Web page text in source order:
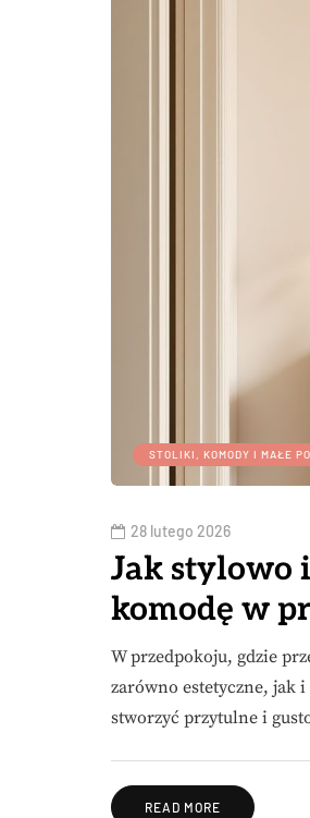
STOLIKI, KOMODY I MAŁE
28 lutego 2026
Jak stylowo
komodę w
W przedpokoju, gdzie
zarówno estetyczne, jak
stworzyć przytulne i
READ MORE